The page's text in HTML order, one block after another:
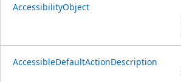
AccessibilityObject
AccessibleDefaultActionDescription